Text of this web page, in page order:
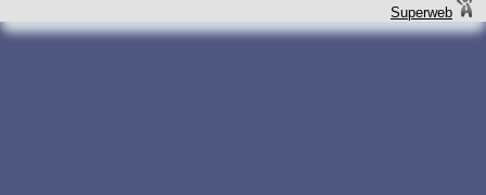
Superweb